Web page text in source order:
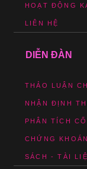
HOẠT ĐỘNG
LIÊN HỆ
DIỄN ĐÀN
THẢO LUẬN
NHẬN ĐỊNH
PHÂN TÍCH
CHỨNG
SÁCH - TÀI